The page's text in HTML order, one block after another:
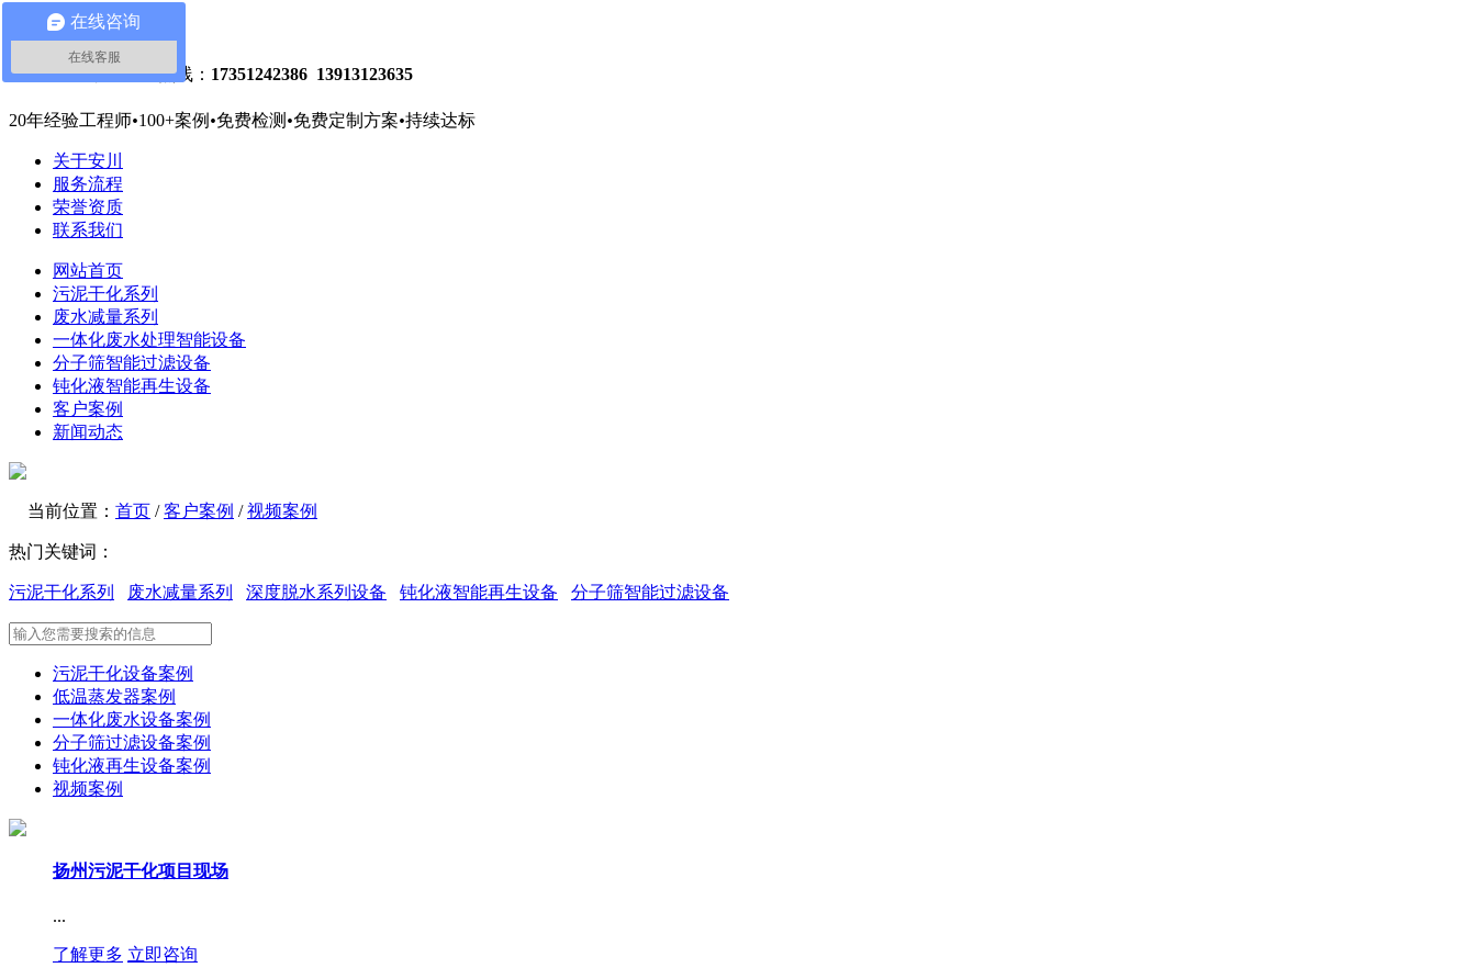
关注微信
网站地图
危废减量处理热线： 17351242386 13913123635
20年经验工程师•100+案例 •免费检测 •免费定制方案•持续达标
关于安川
服务流程
荣誉资质
联系我们
网站首页
污泥干化系列
废水减量系列
一体化废水处理智能设备
分子筛智能过滤设备
钝化液智能再生设备
客户案例
新闻动态
当前位置： 首页 /客户案例 /视频案例
热门关键词：
污泥干化系列 废水减量系列 深度脱水系列设备 钝化液智能再生设备 分子筛智能过滤设备
污泥干化设备案例
低温蒸发器案例
一体化废水设备案例
分子筛过滤设备案例
钝化液再生设备案例
视频案例
扬州污泥干化项目现场
...
了解更多 立即咨询
在线咨询
在线客服